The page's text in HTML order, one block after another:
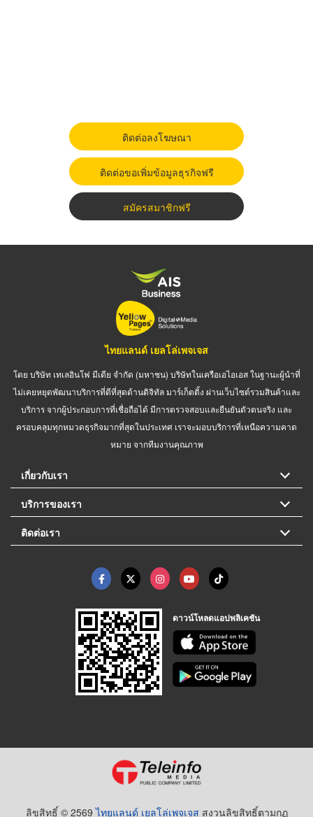
ติดต่อลงโฆษณา
ติดต่อขอเพิ่มข้อมูลธุรกิจฟรี
สมัครสมาชิกฟรี
ไทยแลนด์ เยลโล่เพจเจส
โดย บริษัท เทเลอินโฟ มีเดีย จำกัด (มหาชน) บริษัทในเครือเอไอเอส ในฐานะผู้นำที่
ไม่เคยหยุดพัฒนาบริการที่ดีที่สุดด้านดิจิทัล มาร์เก็ตติ้ง ผ่านเว็บไซต์รวมสินค้าและ
บริการ จากผู้ประกอบการที่เชื่อถือได้ มีการตรวจสอบและยืนยันตัวตนจริง และ
ครอบคลุมทุกหมวดธุรกิจมากที่สุดในประเทศ เราจะมอบบริการที่เหนือความคาด
หมาย จากทีมงานคุณภาพ
เกี่ยวกับเรา
บริการของเรา
ติดต่อเรา
ดาวน์โหลดแอปพลิเคชัน
ลิขสิทธิ์ © 2569ไทยแลนด์ เยลโล่เพจเจส สงวนลิขสิทธิ์ตามกฏ